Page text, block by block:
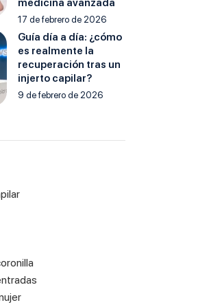
medicina avanzada
17 de febrero de 2026
Guía día a día: ¿cómo
es realmente la
recuperación tras un
injerto capilar?
9 de febrero de 2026